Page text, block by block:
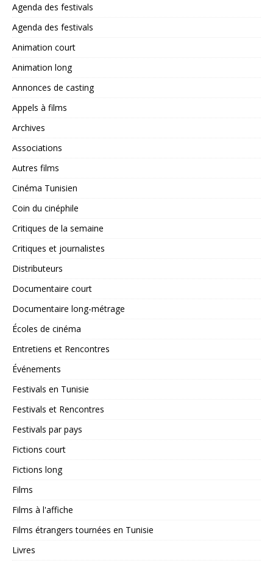
Agenda des festivals
Agenda des festivals
Animation court
Animation long
Annonces de casting
Appels à films
Archives
Associations
Autres films
Cinéma Tunisien
Coin du cinéphile
Critiques de la semaine
Critiques et journalistes
Distributeurs
Documentaire court
Documentaire long-métrage
Écoles de cinéma
Entretiens et Rencontres
Événements
Festivals en Tunisie
Festivals et Rencontres
Festivals par pays
Fictions court
Fictions long
Films
Films à l'affiche
Films étrangers tournées en Tunisie
Livres